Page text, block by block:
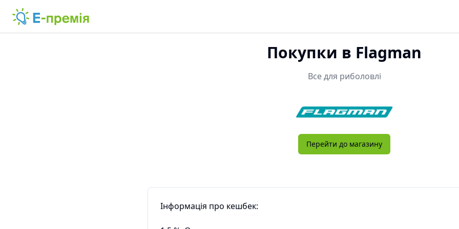
Покупки в Flagman
Все для риболовлі
Перейти до магазину
Інформація про кешбек: